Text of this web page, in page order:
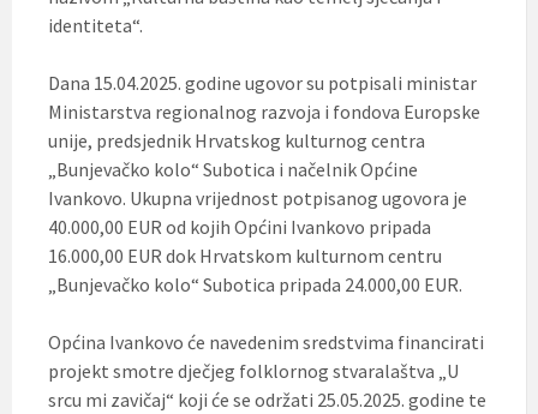
identiteta“.
Dana 15.04.2025. godine ugovor su potpisali ministar
Ministarstva regionalnog razvoja i fondova Europske
unije, predsjednik Hrvatskog kulturnog centra
„Bunjevačko kolo“ Subotica i načelnik Općine
Ivankovo. Ukupna vrijednost potpisanog ugovora je
40.000,00 EUR od kojih Općini Ivankovo pripada
16.000,00 EUR dok Hrvatskom kulturnom centru
„Bunjevačko kolo“ Subotica pripada 24.000,00 EUR.
Općina Ivankovo će navedenim sredstvima financirati
projekt smotre dječjeg folklornog stvaralaštva „U
srcu mi zavičaj“ koji će se održati 25.05.2025. godine te